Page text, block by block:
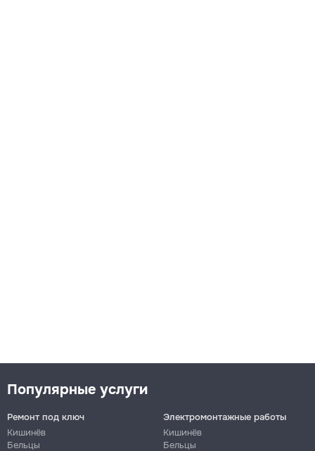
Популярные услуги
Ремонт под ключ
Кишинёв
Бельцы
Электромонтажные работы
Кишинёв
Бельцы